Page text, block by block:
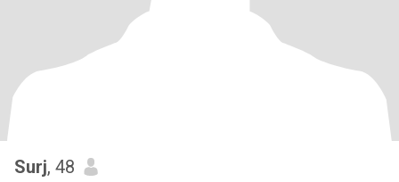
Surj, 48